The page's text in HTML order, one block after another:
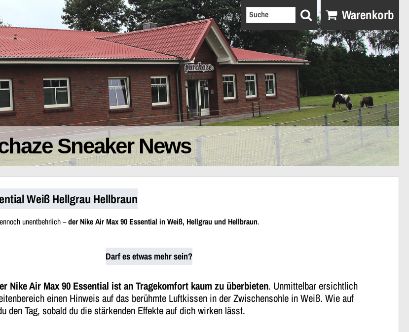
Sneaker News
Warenkorb
Weiß Hellgrau Hellbraun
unentbehrlich –der Nike Air Max 90 Essential in Weiß, Hellgrau und Hellbraun.
Darf es etwas mehr sein?
Nike Air Max 90 Essential ist an Tragekomfort kaum zu überbieten. Unmittelbar ersichtlich
einen Hinweis auf das berühmte Luftkissen in der Zwischensohle in Weiß. Wie auf
den Tag, sobald du die stärkenden Effekte auf dich wirken lässt.